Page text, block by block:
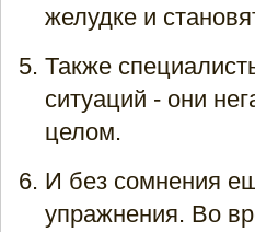
желудке и
Также
ситуаций - они
целом.
И без сомнения
упражнения. Во